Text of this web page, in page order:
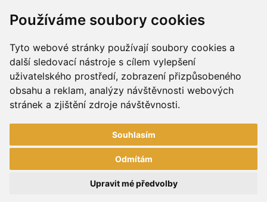
Používáme soubory cookies
Tyto webové stránky používají soubory cookies a
další sledovací nástroje s cílem vylepšení
uživatelského prostředí, zobrazení přizpůsobeného
obsahu a reklam, analýzy návštěvnosti webových
stránek a zjištění zdroje návštěvnosti.
Souhlasím
Odmítám
Upravit mé předvolby